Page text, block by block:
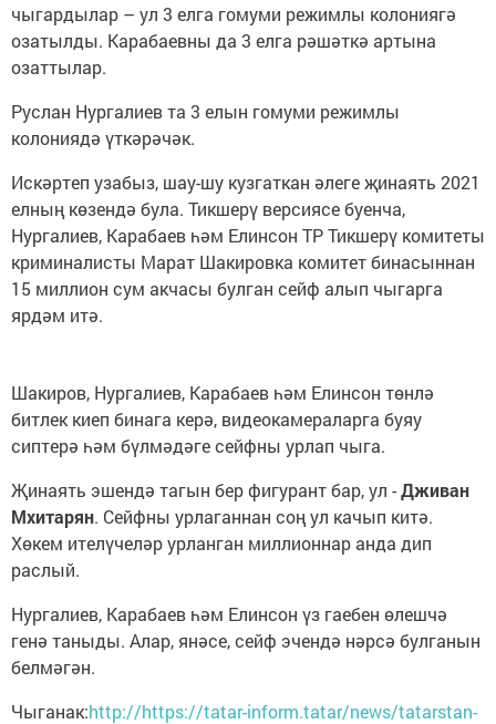
чыгардылар – ул 3 елга гомуми режимлы колониягә
озатылды. Карабаевны да 3 елга рәшәткә артына
озаттылар.
Руслан Нургалиев та 3 елын гомуми режимлы
колониядә үткәрәчәк.
Искәртеп узабыз, шау-шу кузгаткан әлеге җинаять 2021
елның көзендә була. Тикшерү версиясе буенча,
Нургалиев, Карабаев һәм Елинсон ТР Тикшерү комитеты
криминалисты Марат Шакировка комитет бинасыннан
15 миллион сум акчасы булган сейф алып чыгарга
ярдәм итә.
Шакиров, Нургалиев, Карабаев һәм Елинсон төнлә
битлек киеп бинага керә, видеокамераларга буяу
сиптерә һәм бүлмәдәге сейфны урлап чыга.
Җинаять эшендә тагын бер фигурант бар, ул -Дживан
Мхитарян. Сейфны урлаганнан соң ул качып китә.
Хөкем ителүчеләр урланган миллионнар анда дип
раслый.
Нургалиев, Карабаев һәм Елинсон үз гаебен өлешчә
генә таныды. Алар, янәсе, сейф эчендә нәрсә булганын
белмәгән.
Чыганак:http://https://tatar-inform.tatar/news/tatarstan-